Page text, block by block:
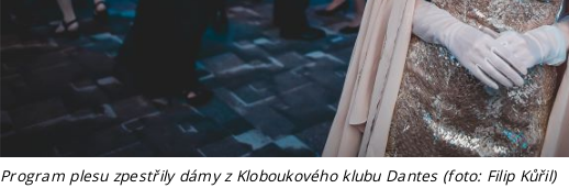
Program plesu zpestřily dámy z Kloboukového klubu Dantes (foto: Filip Kůřil)